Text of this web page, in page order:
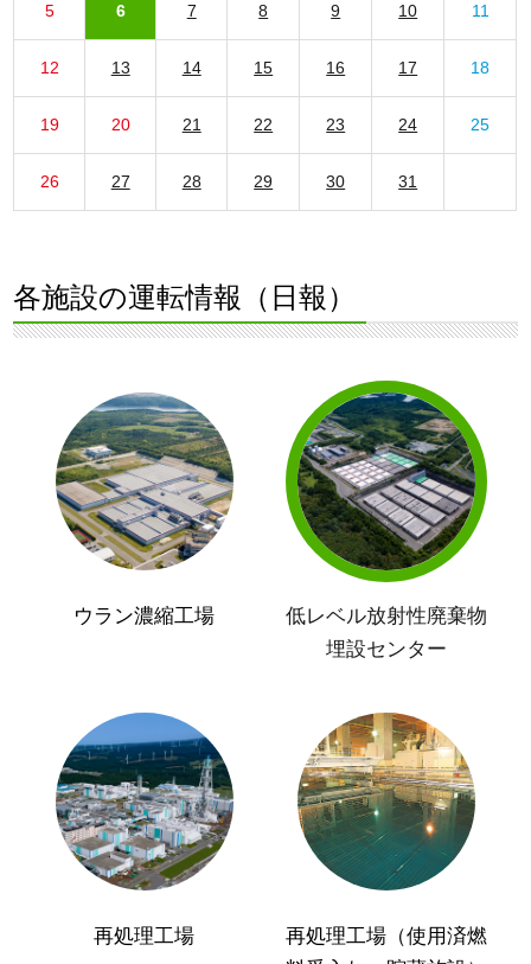
5 6 7 8 9 10 11
12 13 14 15 16 17 18
19 20 21 22 23 24 25
26 27 28 29 30 31
各施設の運転情報（日報）
ウラン濃縮工場
低レベル放射性廃棄物
埋設センター
再処理工場
再処理工場（使用済燃